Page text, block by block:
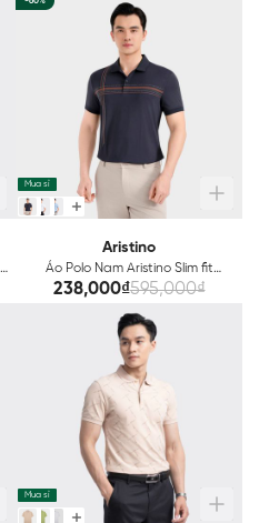
Mua sỉ
Aristino
Áo Polo Nam Aristino Slim fit
APS052S3
238,000₫595,000₫
Mua sỉ